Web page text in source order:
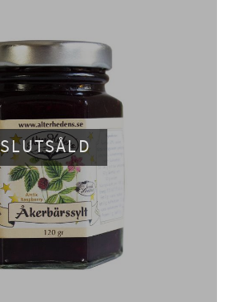
SLUTSÅLD